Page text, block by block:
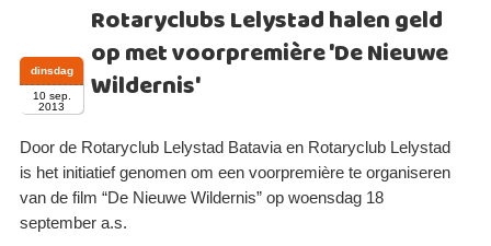
Rotaryclubs Lelystad halen geld
op met voorpremière 'De Nieuwe
Wildernis'
dinsdag
10 sep.
2013
Door de Rotaryclub Lelystad Batavia en Rotaryclub Lelystad
is het initiatief genomen om een voorpremière te organiseren
van de film “De Nieuwe Wildernis” op woensdag 18
september a.s.